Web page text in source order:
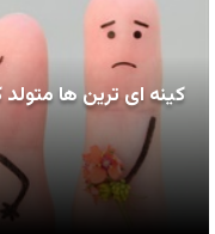
کینه ای ترین ها